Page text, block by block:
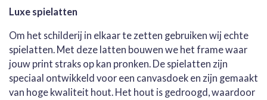
Luxe spielatten
Om het schilderij in elkaar te zetten gebruiken wij echte
spielatten. Met deze latten bouwen we het frame waar
jouw print straks op kan pronken. De spielatten zijn
speciaal ontwikkeld voor een canvasdoek en zijn gemaakt
van hoge kwaliteit hout. Het hout is gedroogd, waardoor